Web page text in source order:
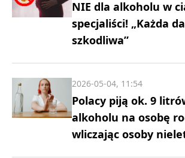
NIE dla alkoholu w
specjaliści! „Każda
szkodliwa”
Polacy piją ok. 9
alkoholu na osobę
wliczając osoby
2026-05-04, 11:54